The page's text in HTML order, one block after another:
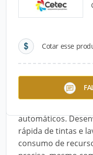
Cotar esse
Descrição do
Os sistemas da
para aplicações de
automáticos.
rápida de tintas e
consumo de